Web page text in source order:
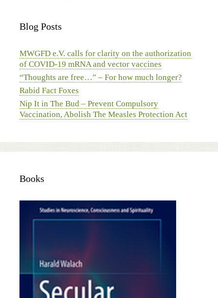
Blog Posts
MWGFD e.V. calls for clarity on the authorization
of COVID-19 mRNA and vector vaccines
“Thoughts are free…” – For how much longer?
Rabid Fact Foxes
Nip It in The Bud – Prevent Compulsory
Vaccination, Abolish The Measles Protection Act
Books